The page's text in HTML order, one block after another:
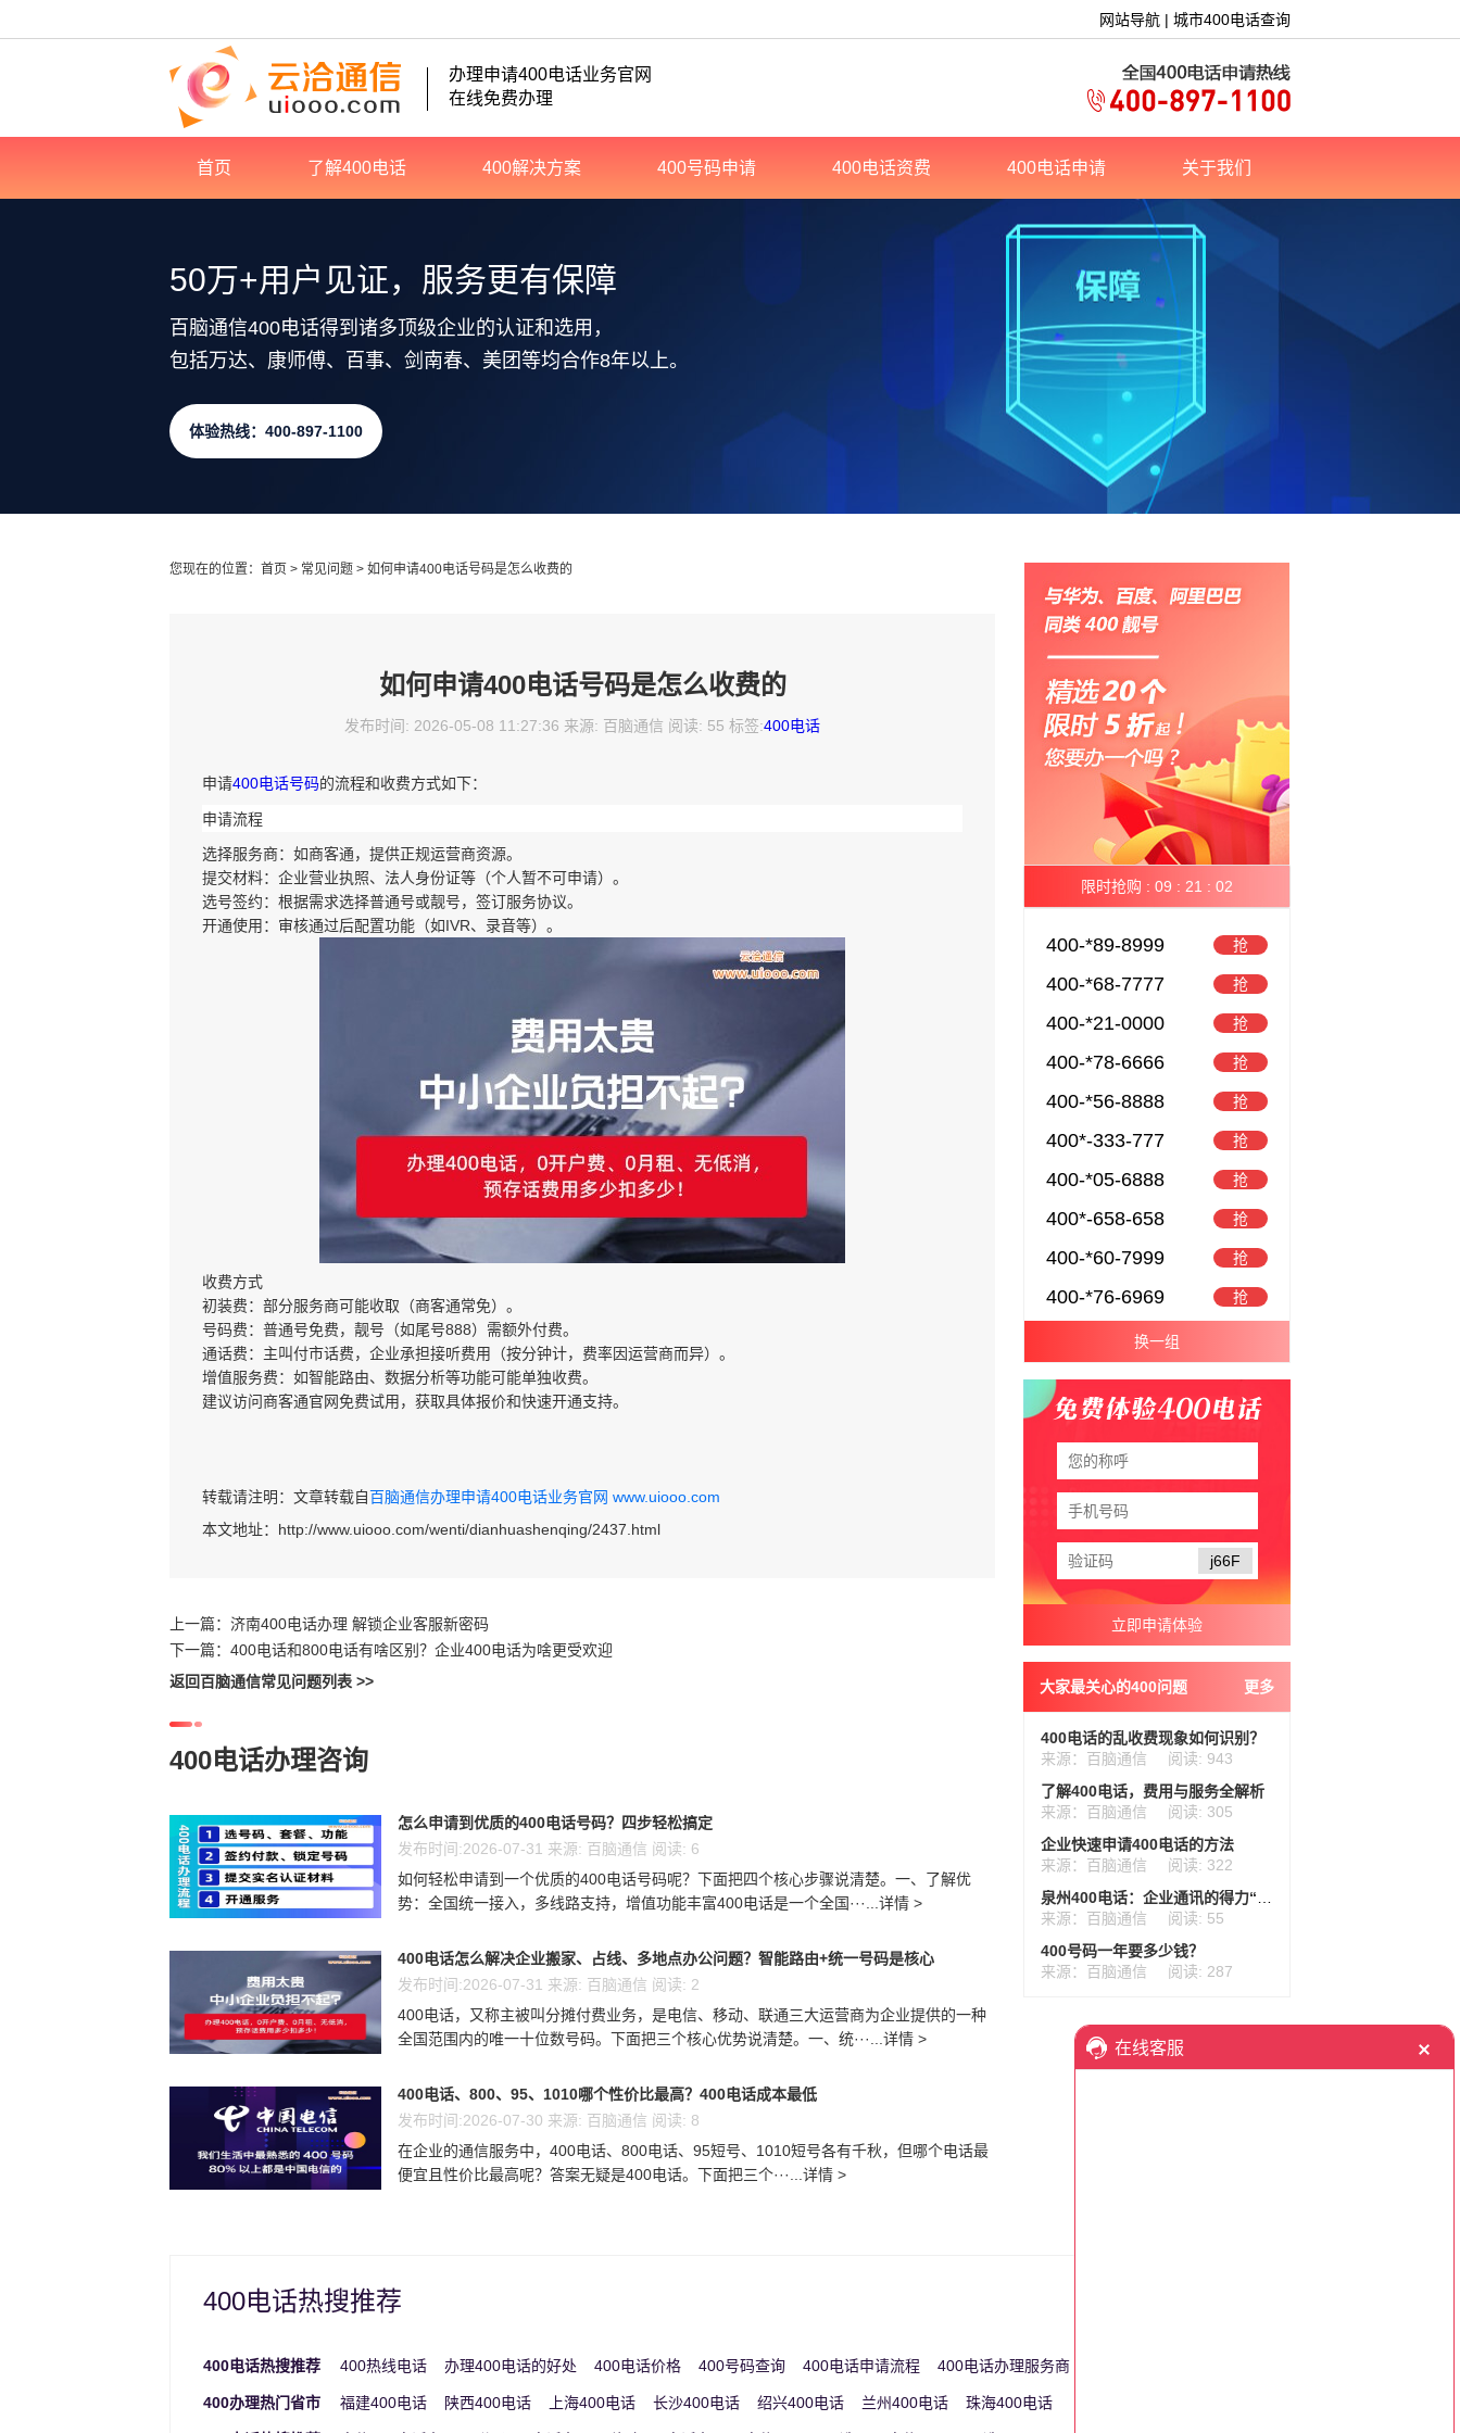
网站导航 | 城市400电话查询
办理申请400电话业务官网
在线免费办理
首页 了解400电话 400解决方案 400号码申请 400电话资费 400电话申请 关于我们
50万+用户见证，服务更有保障
百脑通信400电话得到诸多顶级企业的认证和选用，
包括万达、康师傅、百事、剑南春、美团等均合作8年以上。
体验热线：400-897-1100
您现在的位置： 首页 > 常见问题 > 如何申请400电话号码是怎么收费的
如何申请400电话号码是怎么收费的
发布时间: 2026-05-08 11:27:36 来源: 百脑通信 阅读: 55 标签:400电话
申请400电话号码的流程和收费方式如下：
‌申请流程‌
‌选择服务商‌：如商客通，提供正规运营商资源。
‌提交材料‌：企业营业执照、法人身份证等（个人暂不可申请）。
‌选号签约‌：根据需求选择普通号或靓号，签订服务协议。
‌开通使用‌：审核通过后配置功能（如IVR、录音等）。
‌收费方式‌
‌初装费‌：部分服务商可能收取（商客通常免）。
‌号码费‌：普通号免费，靓号（如尾号888）需额外付费。
‌通话费‌：主叫付市话费，企业承担接听费用（按分钟计，费率因运营商而异）。
‌增值服务费‌：如智能路由、数据分析等功能可能单独收费。
建议访问商客通官网免费试用，获取具体报价和快速开通支持。
转载请注明：文章转载自百脑通信办理申请400电话业务官网 www.uiooo.com
本文地址： http://www.uiooo.com/wenti/dianhuashenqing/2437.html
上一篇： 济南400电话办理 解锁企业客服新密码
下一篇： 400电话和800电话有啥区别？企业400电话为啥更受欢迎
返回百脑通信常见问题列表 >>
400电话办理咨询
怎么申请到优质的400电话号码？四步轻松搞定
发布时间:2026-07-31 来源: 百脑通信 阅读: 6
如何轻松申请到一个优质的400电话号码呢？下面把四个核心步骤说清楚。一、了解优
势：全国统一接入，多线路支持，增值功能丰富400电话是一个全国···...详情 >
400电话怎么解决企业搬家、占线、多地点办公问题？智能路由+统一号码是核心
发布时间:2026-07-31 来源: 百脑通信 阅读: 2
400电话，又称主被叫分摊付费业务，是电信、移动、联通三大运营商为企业提供的一种
全国范围内的唯一十位数号码。下面把三个核心优势说清楚。一、统···...详情 >
400电话、800、95、1010哪个性价比最高？400电话成本最低
发布时间:2026-07-30 来源: 百脑通信 阅读: 8
在企业的通信服务中，400电话、800电话、95短号、1010短号各有千秋，但哪个电话最
便宜且性价比最高呢？答案无疑是400电话。下面把三个···...详情 >
限时抢购 : 09 : 21 : 01
400-*89-8999 抢
400-*68-7777 抢
400-*21-0000 抢
400-*78-6666 抢
400-*56-8888 抢
400*-333-777 抢
400-*05-6888 抢
400*-658-658 抢
400-*60-7999 抢
400-*76-6969 抢
换一组
j66F
大家最关心的400问题 更多
400电话的乱收费现象如何识别？
来源：百脑通信
阅读: 943
了解400电话，费用与服务全解析
来源：百脑通信
阅读: 305
企业快速申请400电话的方法
来源：百脑通信
阅读: 322
来源：百脑通信
阅读: 55
400号码一年要多少钱？
来源：百脑通信
阅读: 287
400电话热搜推荐
400电话热搜推荐 400热线电话 办理400电话的好处 400电话价格 400号码查询 400电话申请流程 400电话办理服务商
400办理热门省市 福建400电话 陕西400电话 上海400电话 长沙400电话 绍兴400电话 兰州400电话 珠海400电话